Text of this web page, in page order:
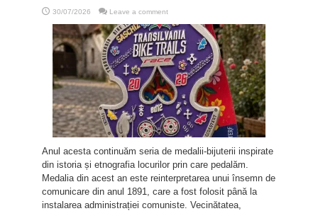
30/07/2026 Leave a comment
Anul acesta continuăm seria de medalii-bijuterii inspirate
din istoria și etnografia locurilor prin care pedalăm.
Medalia din acest an este reinterpretarea unui însemn de
comunicare din anul 1891, care a fost folosit până la
instalarea administrației comuniste. Vecinătatea,